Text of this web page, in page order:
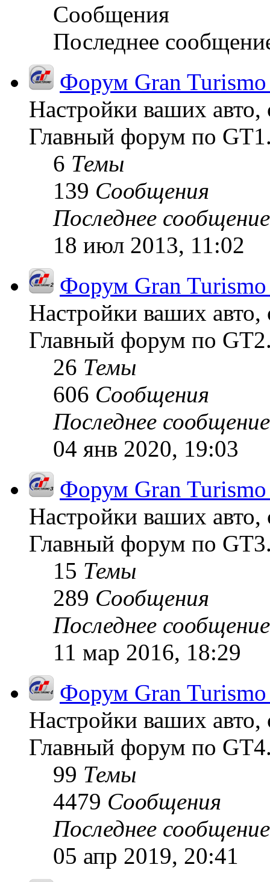
Сообщения
Последнее
Форум Gran
Настройки ваших авто,
Главный форум по
6 Темы
139 Сообщения
Последнее сообщение
18 июл 2013, 11:02
Форум Gran
Настройки ваших авто,
Главный форум по
26 Темы
606 Сообщения
Последнее сообщение
04 янв 2020, 19:03
Форум Gran
Настройки ваших авто,
Главный форум по
15 Темы
289 Сообщения
Последнее сообщение
11 мар 2016, 18:29
Форум Gran
Настройки ваших авто,
Главный форум по
99 Темы
4479 Сообщения
Последнее сообщение
05 апр 2019, 20:41